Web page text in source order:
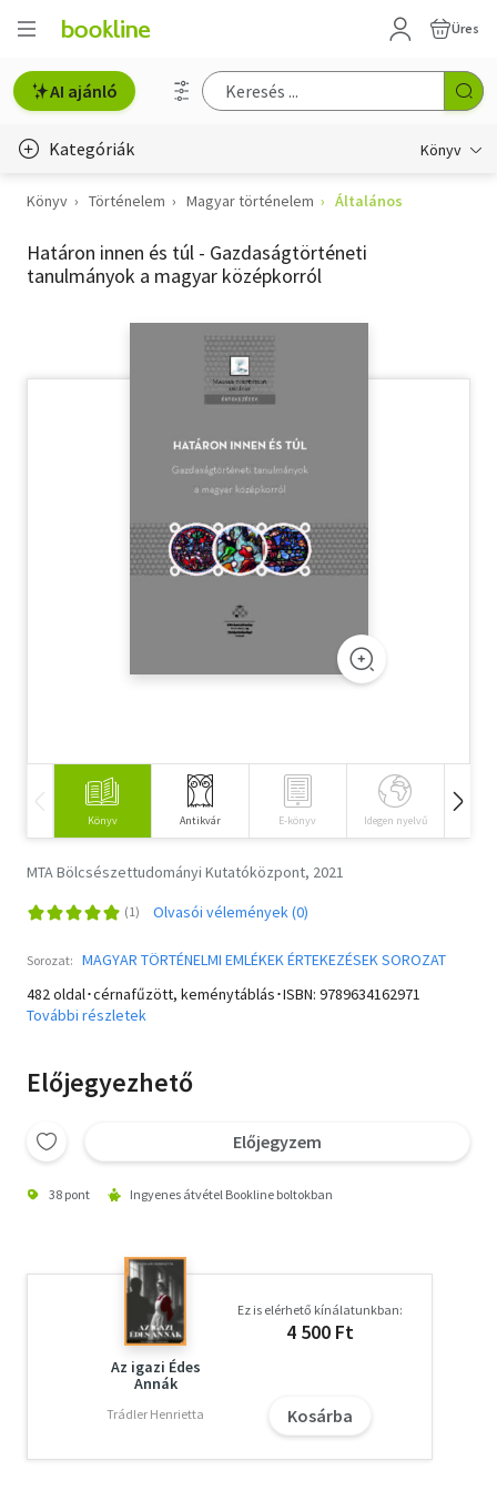
Üres
AI ajánló
Kategóriák Könyv
Életmód, egészség
Erotika
Szótár, nyelvkönyv
Tankönyv, segédkönyv
Természettudomány
Könyv Történelem Magyar történelem Általános
Határon innen és túl - Gazdaságtörténeti
tanulmányok a magyar középkorról
Könyv Antikvár E-könyv Idegen nyelvű
MTA Bölcsészettudományi Kutatóközpont, 2021
Olvasói vélemények (0)
Sorozat: MAGYAR TÖRTÉNELMI EMLÉKEK ÉRTEKEZÉSEK SOROZAT
482 oldal･cérnafűzött, keménytáblás･ISBN: 9789634162971
További részletek
Előjegyezhető
Előjegyzem
38 pont Ingyenes átvétel Bookline boltokban
Az igazi Édes
Annák
Trádler Henrietta
Ez is elérhető kínálatunkban:
4 500 Ft
Kosárba